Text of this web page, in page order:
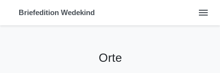
Briefedition Wedekind menu
Orte